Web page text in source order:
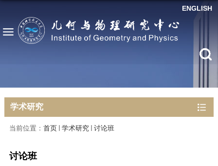
ENGLISH
学术研究
当前位置： 首页 学术研究 讨论班
讨论班